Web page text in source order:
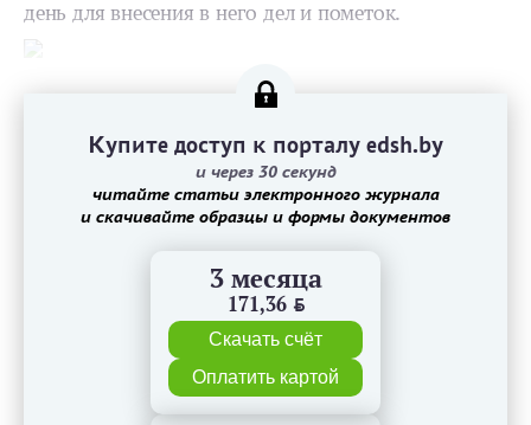
день для внесения в него дел и пометок.
Купите доступ к порталу edsh.by
и через 30 секунд
читайте статьи электронного журнала
и скачивайте образцы и формы документов
3 месяца
171,36 BYN
Скачать счёт
Оплатить картой